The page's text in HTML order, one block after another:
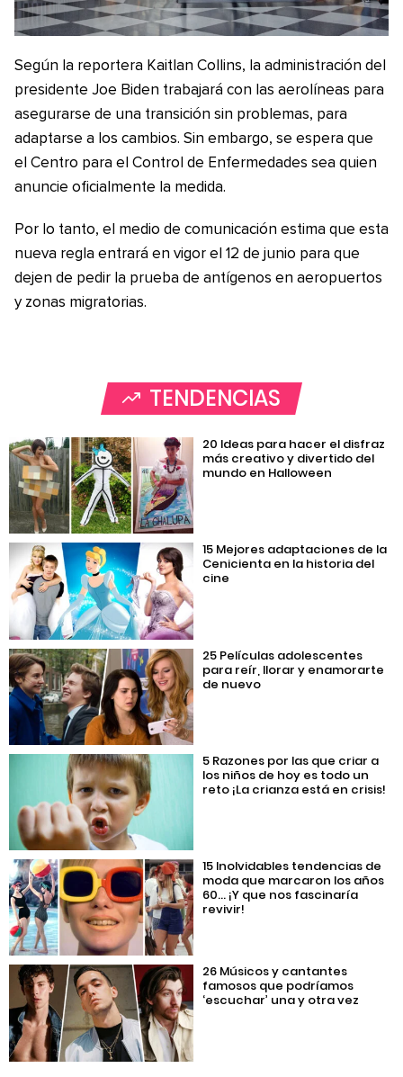
Según la reportera Kaitlan Collins, la administración del
presidente Joe Biden trabajará con las aerolíneas para
asegurarse de una transición sin problemas, para
adaptarse a los cambios. Sin embargo, se espera que
el Centro para el Control de Enfermedades sea quien
anuncie oficialmente la medida.
Por lo tanto, el medio de comunicación estima que esta
nueva regla entrará en vigor el 12 de junio para que
dejen de pedir la prueba de antígenos en aeropuertos
y zonas migratorias.
TENDENCIAS
20 Ideas para hacer el disfraz
más creativo y divertido del
mundo en Halloween
15 Mejores adaptaciones de la
Cenicienta en la historia del
cine
25 Películas adolescentes
para reír, llorar y enamorarte
de nuevo
5 Razones por las que criar a
los niños de hoy es todo un
reto ¡La crianza está en crisis!
15 Inolvidables tendencias de
moda que marcaron los años
60… ¡Y que nos fascinaría
revivir!
26 Músicos y cantantes
famosos que podríamos
‘escuchar’ una y otra vez